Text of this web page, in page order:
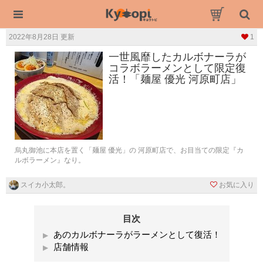
2022年8月28日 更新 1
一世風靡したカルボナーラが
コラボラーメンとして限定復
活！「麺屋 優光 河原町店」
烏丸御池に本店を置く「麺屋 優光」の 河原町店で、お目当ての限定『カ
ルボラーメン』なり。
スイカ小太郎。 お気に入り
目次
あのカルボナーラがラーメンとして復活！
店舗情報